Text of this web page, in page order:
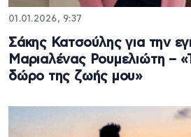
01.01.2026, 9:37
Σάκης Κατσούλης για την
Μαριαλένας Ρουμελιώτη –
δώρο της ζωής μου»